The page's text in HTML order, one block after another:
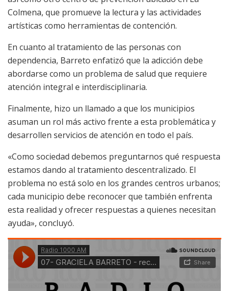
Colmena, que promueve la lectura y las actividades
artísticas como herramientas de contención.
En cuanto al tratamiento de las personas con
dependencia, Barreto enfatizó que la adicción debe
abordarse como un problema de salud que requiere
atención integral e interdisciplinaria.
Finalmente, hizo un llamado a que los municipios
asuman un rol más activo frente a esta problemática y
desarrollen servicios de atención en todo el país.
«Como sociedad debemos preguntarnos qué respuesta
estamos dando al tratamiento descentralizado. El
problema no está solo en los grandes centros urbanos;
cada municipio debe reconocer que también enfrenta
esta realidad y ofrecer respuestas a quienes necesitan
ayuda», concluyó.